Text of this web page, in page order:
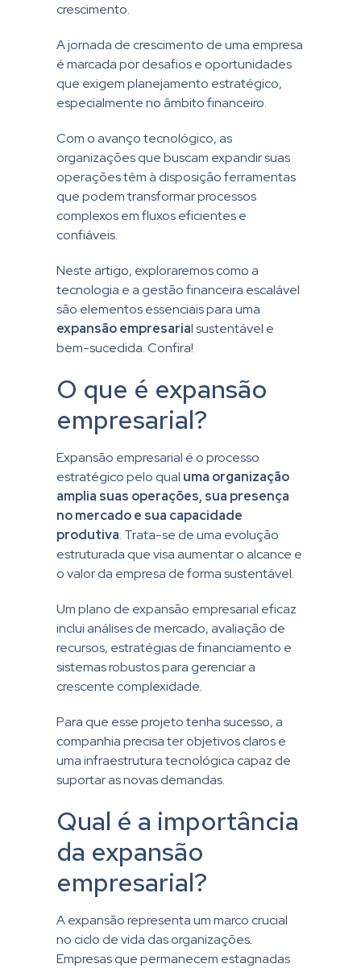
crescimento.
A jornada de crescimento de uma empresa
é marcada por desafios e oportunidades
que exigem planejamento estratégico,
especialmente no âmbito financeiro.
Com o avanço tecnológico, as
organizações que buscam expandir suas
operações têm à disposição ferramentas
que podem transformar processos
complexos em fluxos eficientes e
confiáveis.
Neste artigo, exploraremos como a
tecnologia e a gestão financeira escalável
são elementos essenciais para uma
expansão empresarial sustentável e
bem-sucedida. Confira!
O que é expansão
empresarial?
Expansão empresarial é o processo
estratégico pelo qual uma organização
amplia suas operações, sua presença
no mercado e sua capacidade
produtiva. Trata-se de uma evolução
estruturada que visa aumentar o alcance e
o valor da empresa de forma sustentável.
Um plano de expansão empresarial eficaz
inclui análises de mercado, avaliação de
recursos, estratégias de financiamento e
sistemas robustos para gerenciar a
crescente complexidade.
Para que esse projeto tenha sucesso, a
companhia precisa ter objetivos claros e
uma infraestrutura tecnológica capaz de
suportar as novas demandas.
Qual é a importância
da expansão
empresarial?
A expansão representa um marco crucial
no ciclo de vida das organizações.
Empresas que permanecem estagnadas